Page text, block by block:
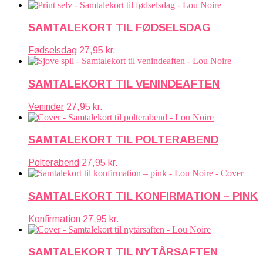
SAMTALEKORT TIL FØDSELSDAG
Fødselsdag 27,95 kr.
SAMTALEKORT TIL VENINDEAFTEN
Veninder 27,95 kr.
SAMTALEKORT TIL POLTERABEND
Polterabend 27,95 kr.
SAMTALEKORT TIL KONFIRMATION – PINK
Konfirmation 27,95 kr.
SAMTALEKORT TIL NYTÅRSAFTEN